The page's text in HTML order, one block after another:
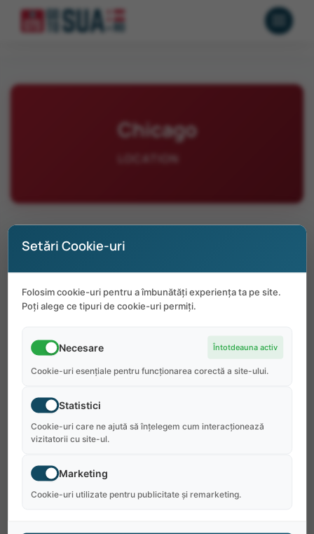
Chicago
LOCATION
moment.
Setări Cookie-uri
Folosim cookie-uri pentru a îmbunătăți experiența ta pe site.
Poți alege ce tipuri de cookie-uri permiți.
Necesare Întotdeauna activ
Cookie-uri esențiale pentru funcționarea corectă a site-ului.
Statistici
Cookie-uri care ne ajută să înțelegem cum interacționează
vizitatorii cu site-ul.
Marketing
Cookie-uri utilizate pentru publicitate și remarketing.